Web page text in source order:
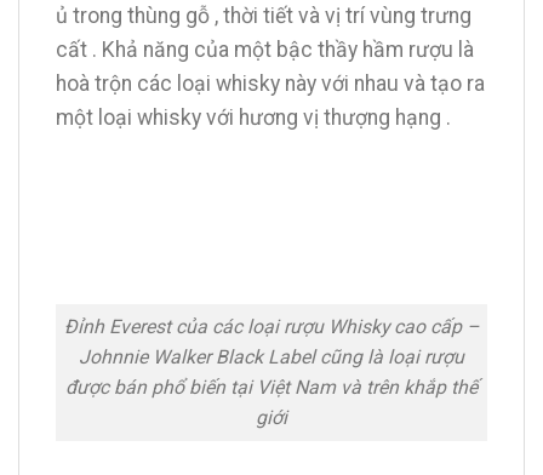
ủ trong thùng gỗ , thời tiết và vị trí vùng trưng
cất . Khả năng của một bậc thầy hầm rượu là
hoà trộn các loại whisky này với nhau và tạo ra
một loại whisky với hương vị thượng hạng .
Đỉnh Everest của các loại rượu Whisky cao cấp –
Johnnie Walker Black Label cũng là loại rượu
được bán phổ biến tại Việt Nam và trên khắp thế
giới